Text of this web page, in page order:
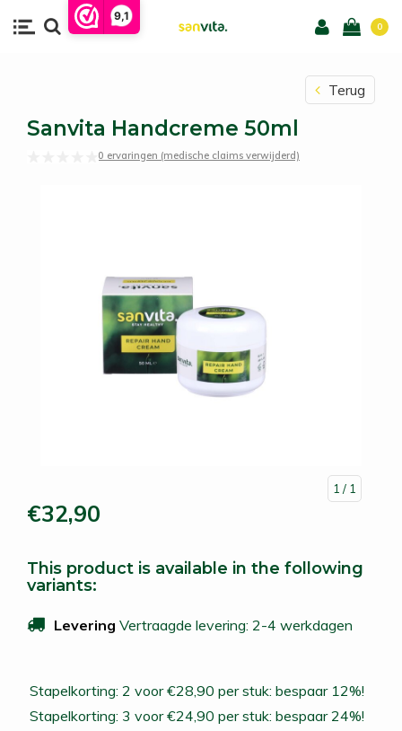
9,1
0
Terug
Sanvita Handcreme 50ml
0 ervaringen (medische claims verwijderd)
1 / 1
€32,90
This product is available in the following
variants:
Levering Vertraagde levering: 2-4 werkdagen
Stapelkorting: 2 voor €28,90 per stuk: bespaar 12%!
Stapelkorting: 3 voor €24,90 per stuk: bespaar 24%!